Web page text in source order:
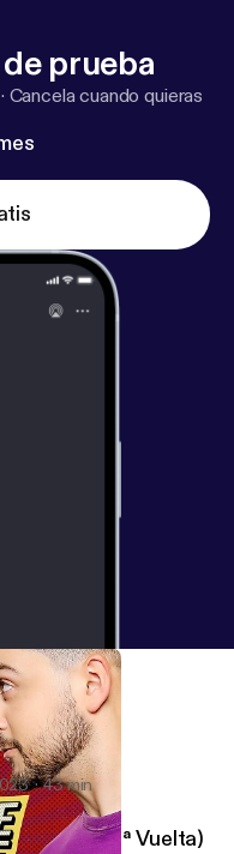
prueba
· Cancela cuando quieras
citas
43 min
la policía (2ª Vuelta)